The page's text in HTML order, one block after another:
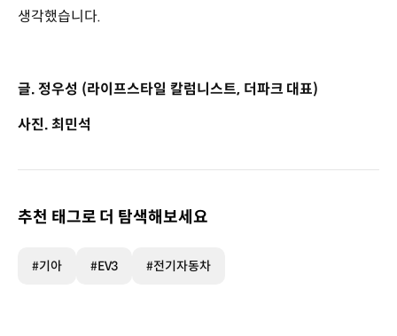
생각했습니다.
글. 정우성 (라이프스타일 칼럼니스트, 더파크 대표)
사진. 최민석
추천 태그로 더 탐색해보세요
#기아 #EV3 #전기자동차